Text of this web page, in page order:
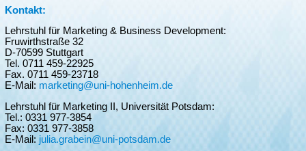
Kontakt:
Lehrstuhl für Marketing & Business Development:
Fruwirthstraße 32
D-70599 Stuttgart
Tel. 0711 459-22925
Fax. 0711 459-23718
E-Mail: marketing@uni-hohenheim.de
Lehrstuhl für Marketing II, Universität Potsdam:
Tel.: 0331 977-3854
Fax: 0331 977-3858
E-Mail: julia.grabein@uni-potsdam.de